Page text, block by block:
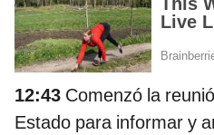
12:43 Comenzó la
Estado para informar y